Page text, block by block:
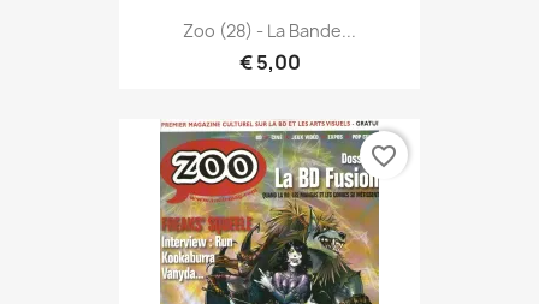
Zoo (28) - La Bande...
€ 5,00
favorite_border